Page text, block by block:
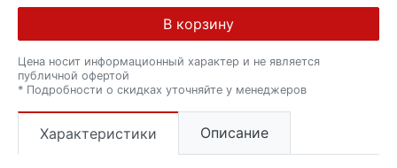
В корзину
Цена носит информационный характер и не является
публичной офертой
* Подробности о скидках уточняйте у менеджеров
Характеристики Описание